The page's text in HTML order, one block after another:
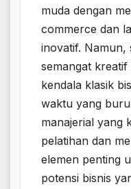
muda dengan
commerce dan
inovatif. Namun,
semangat
kendala klasik
waktu yang
manajerial yang
pelatihan dan
elemen penting
potensi bisnis